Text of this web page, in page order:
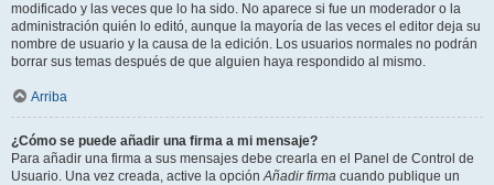
modificado y las veces que lo ha sido. No aparece si fue un moderador o la
administración quién lo editó, aunque la mayoría de las veces el editor deja su
nombre de usuario y la causa de la edición. Los usuarios normales no podrán
borrar sus temas después de que alguien haya respondido al mismo.
Arriba
¿Cómo se puede añadir una firma a mi mensaje?
Para añadir una firma a sus mensajes debe crearla en el Panel de Control de
Usuario. Una vez creada, active la opciónAñadir firma cuando publique un